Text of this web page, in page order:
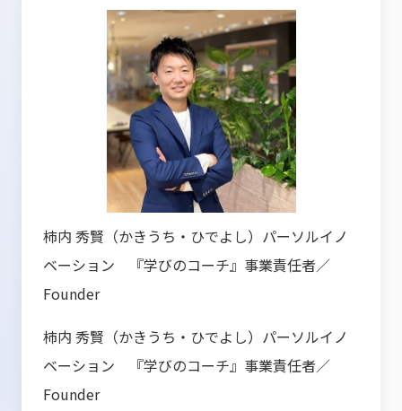
柿内 秀賢（かきうち・ひでよし）パーソルイノ
ベーション 『学びのコーチ』事業責任者／
Founder
柿内 秀賢（かきうち・ひでよし）パーソルイノ
ベーション 『学びのコーチ』事業責任者／
Founder